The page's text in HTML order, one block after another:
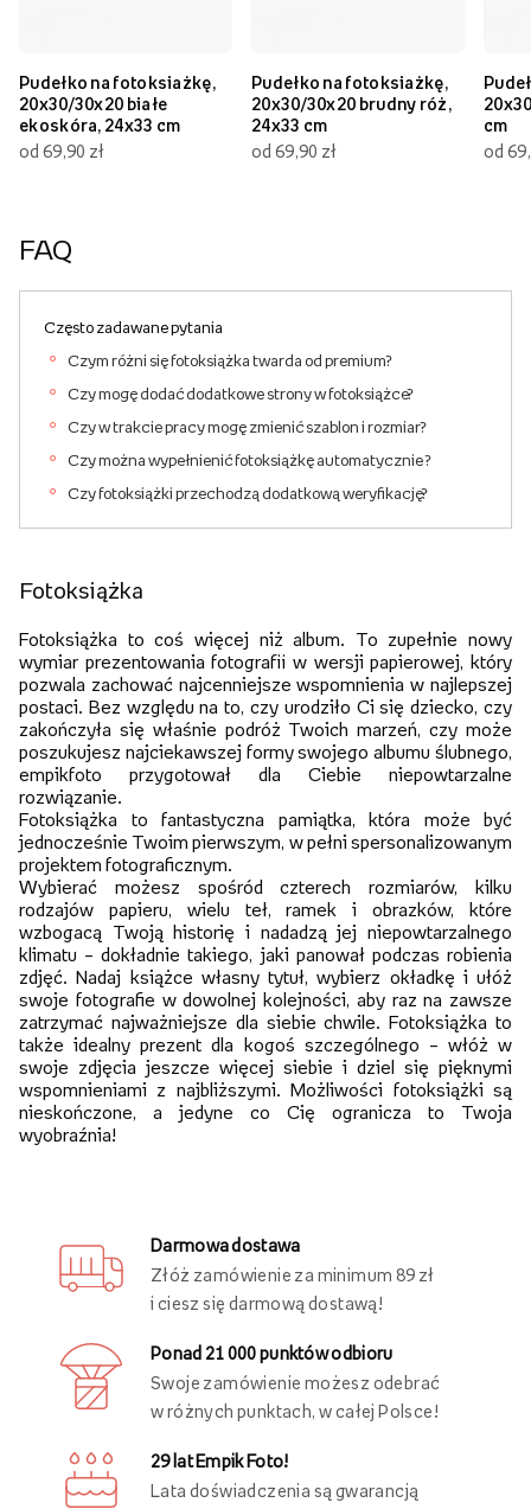
Pudełko na fotoksiażkę,
20x30/30x20 białe
ekoskóra, 24x33 cm
od 69,90 zł
Pudełko na fotoksiażkę,
20x30/30x20 brudny róż,
24x33 cm
od 69,90 zł
cm
od
FAQ
Często zadawane pytania
Czym różni się fotoksiążka twarda od premium?
Czy mogę dodać dodatkowe strony w fotoksiążce?
Czy w trakcie pracy mogę zmienić szablon i rozmiar?
Czy można wypełnienić fotoksiążkę automatycznie ?
Czy fotoksiążki przechodzą dodatkową weryfikację?
Fotoksiążka
Fotoksiążka to coś więcej niż album. To zupełnie nowy
wymiar prezentowania fotografii w wersji papierowej, który
pozwala zachować najcenniejsze wspomnienia w najlepszej
postaci. Bez względu na to, czy urodziło Ci się dziecko, czy
zakończyła się właśnie podróż Twoich marzeń, czy może
poszukujesz najciekawszej formy swojego albumu ślubnego,
empikfoto przygotował dla Ciebie niepowtarzalne
rozwiązanie.
Fotoksiążka to fantastyczna pamiątka, która może być
jednocześnie Twoim pierwszym, w pełni spersonalizowanym
projektem fotograficznym.
Wybierać możesz spośród czterech rozmiarów, kilku
rodzajów papieru, wielu teł, ramek i obrazków, które
wzbogacą Twoją historię i nadadzą jej niepowtarzalnego
klimatu – dokładnie takiego, jaki panował podczas robienia
zdjęć. Nadaj książce własny tytuł, wybierz okładkę i ułóż
swoje fotografie w dowolnej kolejności, aby raz na zawsze
zatrzymać najważniejsze dla siebie chwile. Fotoksiążka to
także idealny prezent dla kogoś szczególnego – włóż w
swoje zdjęcia jeszcze więcej siebie i dziel się pięknymi
wspomnieniami z najbliższymi. Możliwości fotoksiążki są
nieskończone, a jedyne co Cię ogranicza to Twoja
wyobraźnia!
Darmowa dostawa
Złóż zamówienie za minimum 89 zł
i ciesz się darmową dostawą!
Ponad 21 000 punktów odbioru
Swoje zamówienie możesz odebrać
w różnych punktach, w całej Polsce!
29 lat Empik Foto!
Lata doświadczenia są gwarancją